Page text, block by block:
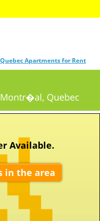
Quebec Apartments for Rent
Quebec
Available.
in the area